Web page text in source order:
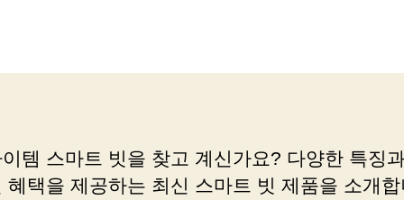
으
의
새
템 스마트 빗을 찾고 계신가요? 다양한 특징
혜택을 제공하는 최신 스마트 빗 제품을 소개합